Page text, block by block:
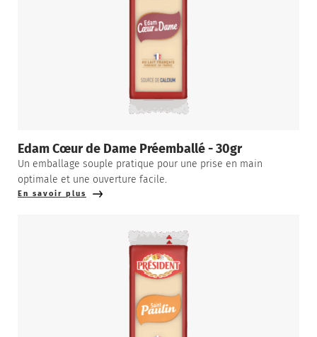
Edam Cœur de Dame Préemballé - 30gr
Un emballage souple pratique pour une prise en main
optimale et une ouverture facile.
En savoir plus